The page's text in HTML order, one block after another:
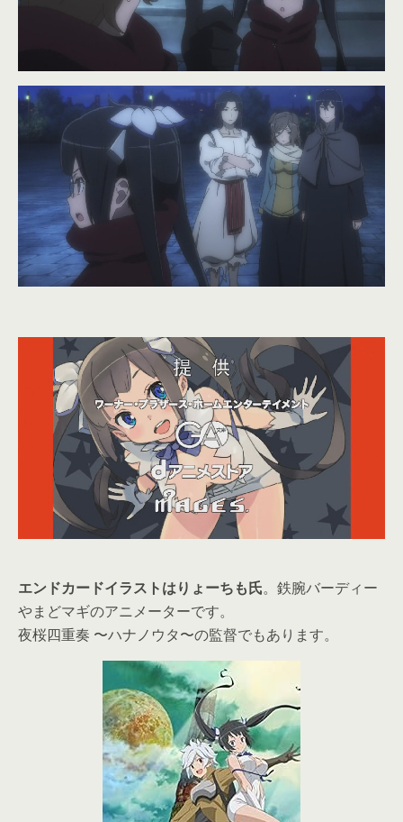
エンドカードイラストはりょーちも氏。鉄腕バーディー
やまどマギのアニメーターです。
夜桜四重奏 〜ハナノウタ〜の監督でもあります。